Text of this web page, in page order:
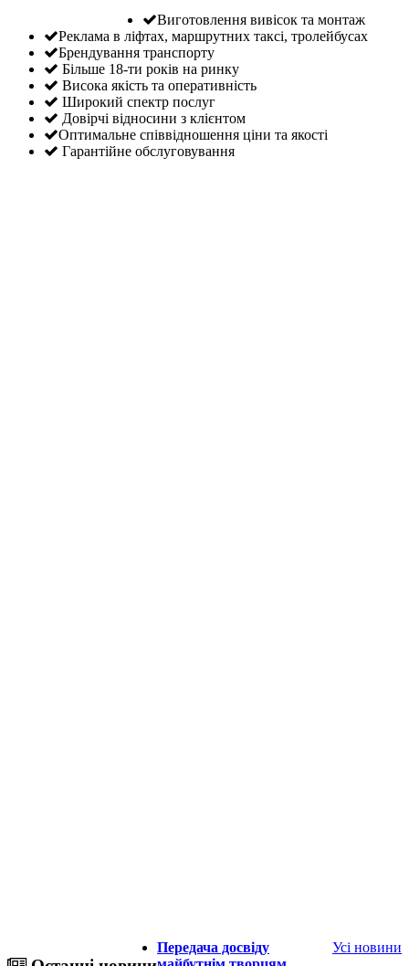
Виготовлення вивісок та монтаж
Реклама в ліфтах, маршрутних таксі, тролейбусах
Брендування транспорту
Більше 18-ти років на ринку
Висока якість та оперативність
Широкий спектр послуг
Довірчі відносини з клієнтом
Оптимальне співвідношення ціни та якості
Гарантійне обслуговування
Усі новини
Передача досвіду